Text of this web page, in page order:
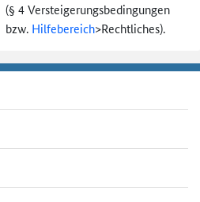
(§ 4 Versteigerungs­bedingungen
bzw. Hilfebereich>Rechtliches).